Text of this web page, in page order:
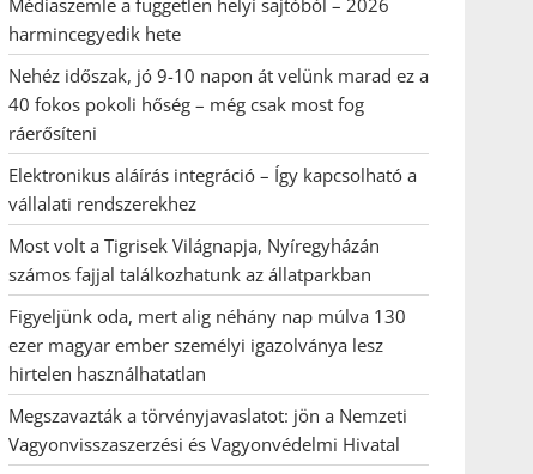
Médiaszemle a független helyi sajtóból – 2026
harmincegyedik hete
Nehéz időszak, jó 9-10 napon át velünk marad ez a
40 fokos pokoli hőség – még csak most fog
ráerősíteni
Elektronikus aláírás integráció – Így kapcsolható a
vállalati rendszerekhez
Most volt a Tigrisek Világnapja, Nyíregyházán
számos fajjal találkozhatunk az állatparkban
Figyeljünk oda, mert alig néhány nap múlva 130
ezer magyar ember személyi igazolványa lesz
hirtelen használhatatlan
Megszavazták a törvényjavaslatot: jön a Nemzeti
Vagyonvisszaszerzési és Vagyonvédelmi Hivatal